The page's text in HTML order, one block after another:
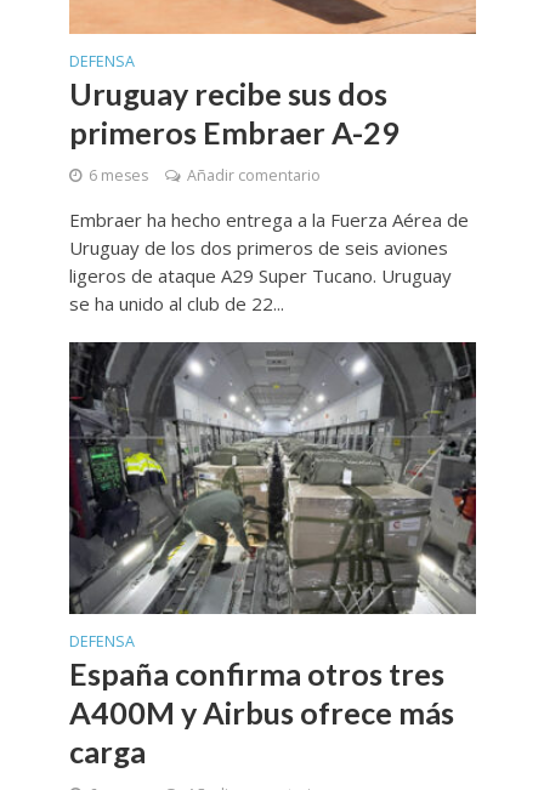
DEFENSA
Uruguay recibe sus dos
primeros Embraer A-29
6 meses Añadir comentario
Embraer ha hecho entrega a la Fuerza Aérea de
Uruguay de los dos primeros de seis aviones
ligeros de ataque A29 Super Tucano. Uruguay
se ha unido al club de 22...
DEFENSA
España confirma otros tres
A400M y Airbus ofrece más
carga